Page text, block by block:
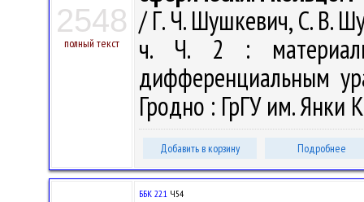
2548
полный текст
/ Г. Ч. Шушкевич, С. В.
ч. Ч. 2 :
дифференциальным
Гродно : ГрГУ им. Янки
Добавить в корзину Подробнее
ББК 22.1 Ч54